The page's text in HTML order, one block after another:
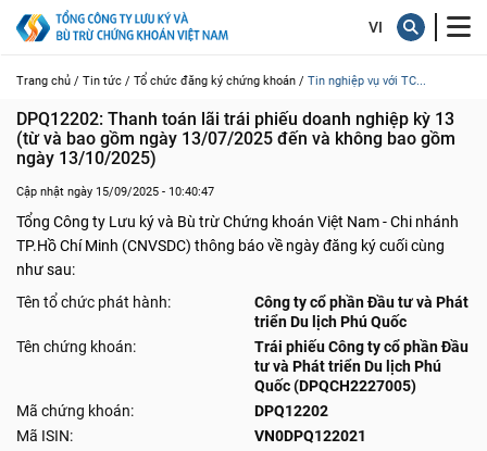
Trang chủ / Tin tức / Tổ chức đăng ký chứng khoán / Tin nghiệp vụ với TC...
DPQ12202: Thanh toán lãi trái phiếu doanh nghiệp kỳ 13
(từ và bao gồm ngày 13/07/2025 đến và không bao gồm
ngày 13/10/2025)
Cập nhật ngày 15/09/2025 - 10:40:47
Tổng Công ty Lưu ký và Bù trừ Chứng khoán Việt Nam - Chi nhánh
TP.Hồ Chí Minh (CNVSDC) thông báo về ngày đăng ký cuối cùng
như sau:
Tên tổ chức phát hành:
Công ty cổ phần Đầu tư và Phát
triển Du lịch Phú Quốc
Tên chứng khoán:
Trái phiếu Công ty cổ phần Đầu
tư và Phát triển Du lịch Phú
Quốc (DPQCH2227005)
Mã chứng khoán:
DPQ12202
Mã ISIN:
VN0DPQ122021